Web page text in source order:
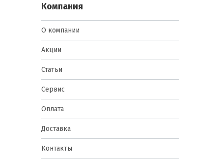
Компания
О компании
Акции
Статьи
Сервис
Оплата
Доставка
Контакты